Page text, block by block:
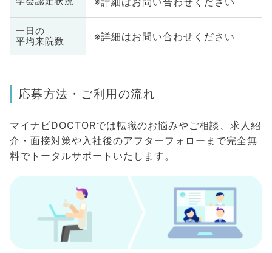
一日の
平均来院数
※詳細はお問い合わせください
応募方法・ご利用の流れ
マイナビDOCTORでは転職のお悩みやご相談、求人紹
介・面接対策や入社後のアフターフォローまで完全無
料でトータルサポートいたします。